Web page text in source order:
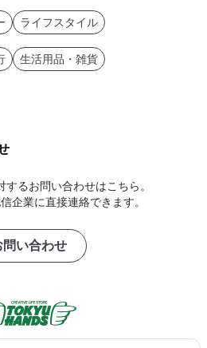
ライフスタイル
生活用品・雑貨
るお問い合わせはこちら。
企業に直接連絡できます。
問い合わせ